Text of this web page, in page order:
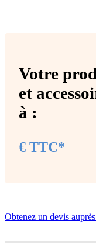
Votre
et
à :
€ TTC*
Obtenez un devis